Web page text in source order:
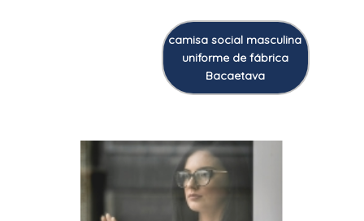
camisa social masculina
uniforme de fábrica
Bacaetava